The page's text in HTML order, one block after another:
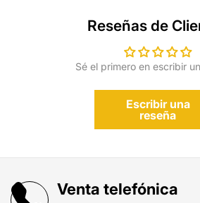
Reseñas de
Sé el primero en escribir
Escribir una
reseña
Venta telefónica